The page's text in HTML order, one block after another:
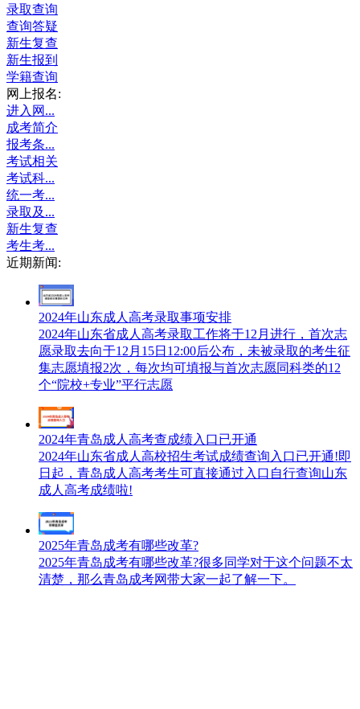
录取查询
查询答疑
新生复查
新生报到
学籍查询
网上报名:
进入网...
成考简介
报考条...
考试相关
考试科...
统一考...
录取及...
新生复查
考生考...
近期新闻:
2024年山东成人高考录取事项安排
2024年山东省成人高考录取工作将于12月进行，首次志
愿录取去向于12月15日12:00后公布，未被录取的考生征
集志愿填报2次，每次均可填报与首次志愿同科类的12
个“院校+专业”平行志愿
2024年青岛成人高考查成绩入口已开通
2024年山东省成人高校招生考试成绩查询入口已开通!即
日起，青岛成人高考考生可直接通过入口自行查询山东
成人高考成绩啦!
2025年青岛成考有哪些改革?
2025年青岛成考有哪些改革?很多同学对于这个问题不太
清楚，那么青岛成考网带大家一起了解一下。